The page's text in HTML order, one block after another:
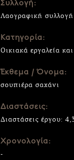
Συλλογή:
Λαογραφική συλλογή
Κατηγορία:
Οικιακά εργαλεία
Έκθεμα / Όνομα:
σουπιέρα σαχάνι
Διαστάσεις:
Διαστάσεις έργου:
Χρονολογία:
-